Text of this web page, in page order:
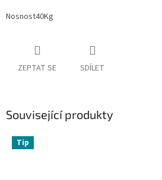
Nosnost40Kg
ZEPTAT SE SDÍLET
Související produkty
Tip